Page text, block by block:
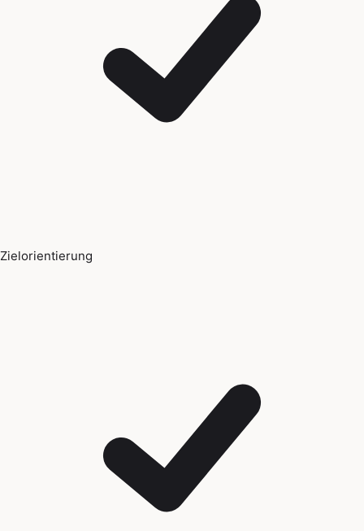
Zielorientierung